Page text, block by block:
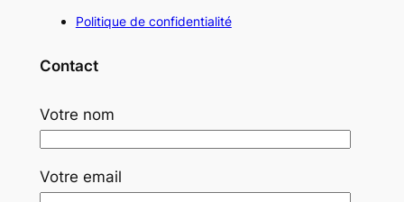
Politique de confidentialité
Contact
Votre nom
Votre email